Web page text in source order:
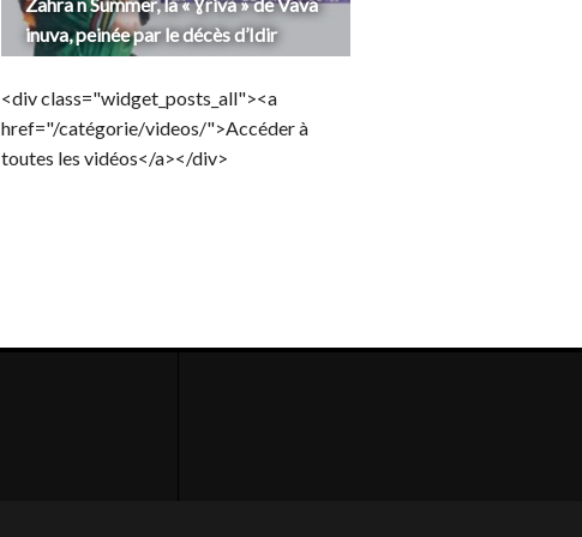
Zahra n Summer, la « Ɣriva » de Vava
inuva, peinée par le décès d’Idir
<div class="widget_posts_all"><a
href="/catégorie/videos/">Accéder à
toutes les vidéos</a></div>